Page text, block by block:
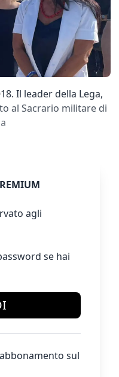
Il leader della Lega,
al Sacrario militare di
agli
se hai
sul